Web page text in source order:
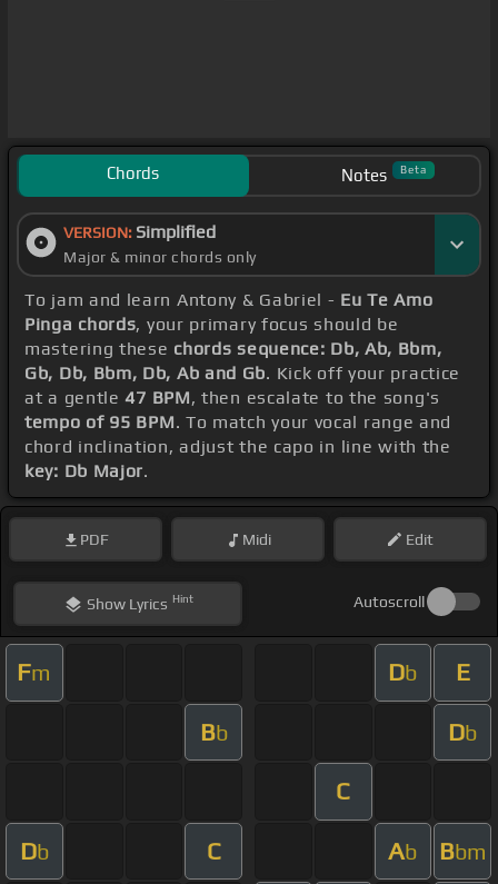
Chords Notes Beta
VERSION: Simplified
Major & minor chords only
To jam and learn Antony & Gabriel - Eu Te Amo
Pinga chords, your primary focus should be
mastering these chords sequence: Db, Ab, Bbm,
Gb, Db, Bbm, Db, Ab and Gb. Kick off your practice
at a gentle47 BPM, then escalate to the song's
tempo of 95 BPM. To match your vocal range and
chord inclination, adjust the capo in line with the
key: Db Major.
PDF Midi Edit
ShowLyrics Hint Autoscroll
Fm Db E
Bb Db
C
Db C Ab Bbm